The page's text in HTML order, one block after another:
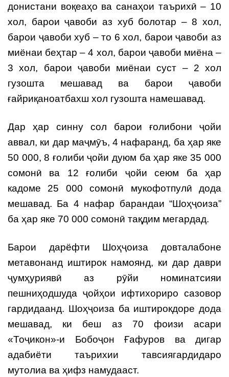
донистани воқеаҳо ва санаҳои таърихӣ – 10
хол, барои ҷавоби аз хуб болотар – 8 хол,
барои ҷавоби хуб – то 6 хол, барои ҷавоби аз
миёнаи беҳтар – 4 хол, барои ҷавоби миёна –
3 хол, барои ҷавоби миёнаи суст – 2 хол
гузошта мешавад ва барои ҷавоби
ғайриқаноатбахш хол гузошта намешавад.
Дар ҳар синну сол барои ғолибони ҷойи
аввал, ки дар маҷмӯъ, 4 нафаранд, ба ҳар яке
50 000, 8 ғолиби ҷойи дуюм ба ҳар яке 35 000
сомонӣ ва 12 ғолиби ҷойи сеюм ба ҳар
кадоме 25 000 сомонӣ мукофотпулӣ дода
мешавад. Ба 4 нафар барандаи “Шоҳҷоиза”
ба ҳар яке 70 000 сомонӣ тақдим мегардад.
Барои дарёфти Шоҳҷоиза довталабоне
метавонанд иштирок намоянд, ки дар даври
ҷумҳуриявӣ аз рӯйи номинатсияи
пешниҳодшуда ҷойҳои ифтихориро сазовор
гардидаанд. Шоҳҷоиза ба иштирокдоре дода
мешавад, ки беш аз 70 фоизи асари
«Тоҷикон»-и Бобоҷон Ғафуров ва дигар
адабиёти таърихии тавсиягардидаро
мутолиа ва ҳифз намудааст.